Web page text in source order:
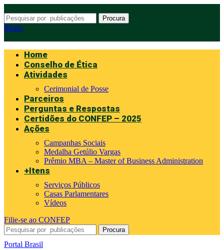
Procura
Menu
Home
Conselho de Ética
Atividades
Cerimonial de Posse
Parceiros
Perguntas e Respostas
Certidões do CONFEP – 2025
Ações
Campanhas Sociais
Medalha Getúlio Vargas
Prêmio MBA – Master of Business Administration
+Itens
Serviços Públicos
Casas Parlamentares
Vídeos
Filie-se ao CONFEP
Procura
Portal Brasil